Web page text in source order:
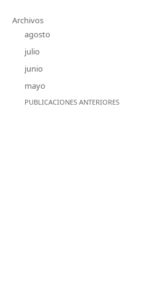
Archivos
agosto
julio
junio
mayo
PUBLICACIONES ANTERIORES